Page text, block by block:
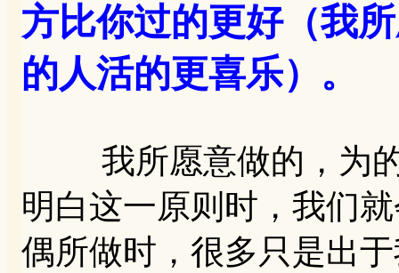
方比你过的更好（我
的人活的更喜乐）。
我所愿意做的，为的
明白这一原则时，我们
偶所做时，很多只是出